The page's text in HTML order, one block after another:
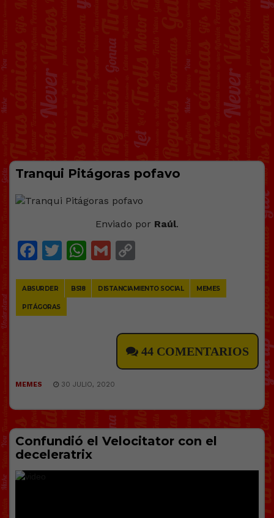
Tranqui Pitágoras pofavo
Enviado por Raúl.
Facebook
Twitter
WhatsApp
Gmail
ABSURDER BS18 DISTANCIAMIENTO SOCIAL MEMES
PITÁGORAS
44 COMENTARIOS
MEMES 30 JULIO, 2020
Confundió el Velocitator con el
deceleratrix